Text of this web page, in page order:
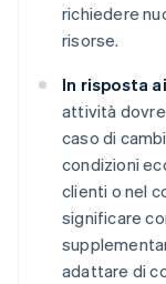
richiedere
risorse.
In risposta
attività
caso di
condizioni
clienti o nel
significare
adattare di